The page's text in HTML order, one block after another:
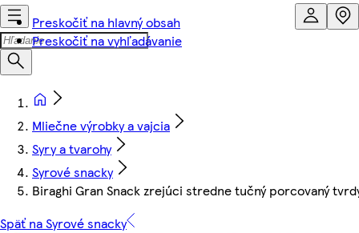
Preskočiť na hlavný obsah
Preskočiť na vyhľadávanie
Mliečne výrobky a vajcia
Syry a tvarohy
Syrové snacky
Biraghi Gran Snack zrejúci stredne tučný porcovaný
Späť na Syrové snacky